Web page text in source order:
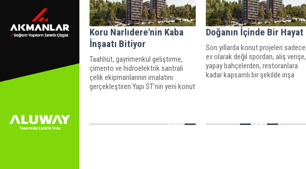
Koru Narlıdere'nin Kaba
İnşaatı Bitiyor
Taahhüt, gayrimenkul geliştirme,
çimento ve hidroelektrik santrali
çelik ekipmanlarının imalatını
gerçekleştiren Yapı ST’nin yeni konut
Doğanın İçinde Bir Hayat
Son yıllarda konut projeleri sadece
ev olarak değil spordan, alış verişe,
yapay bahçelerden, restoranlara
kadar kapsamlı bir şekilde inşa